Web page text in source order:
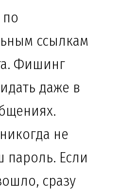
ссылкам
Фишинг
даже в
не
пароль. Если
сразу